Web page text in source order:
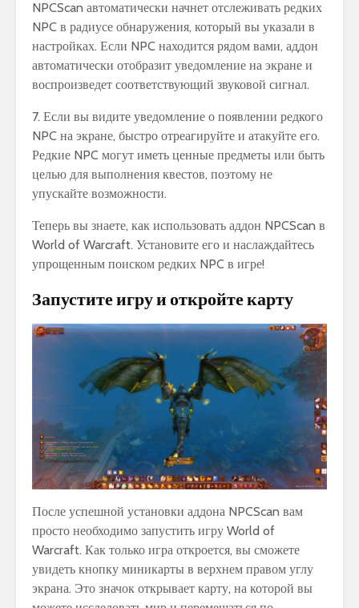
NPCScan автоматически начнет отслеживать редких
NPC в радиусе обнаружения, который вы указали в
настройках. Если NPC находится рядом вами, аддон
автоматически отобразит уведомление на экране и
воспроизведет соответствующий звуковой сигнал.
7. Если вы видите уведомление о появлении редкого
NPC на экране, быстро отреагируйте и атакуйте его.
Редкие NPC могут иметь ценные предметы или быть
целью для выполнения квестов, поэтому не
упускайте возможности.
Теперь вы знаете, как использовать аддон NPCScan в
World of Warcraft. Установите его и наслаждайтесь
упрощенным поиском редких NPC в игре!
Запустите игру и откройте карту
После успешной установки аддона NPCScan вам
просто необходимо запустить игру World of
Warcraft. Как только игра откроется, вы сможете
увидеть кнопку миникарты в верхнем правом углу
экрана. Это значок открывает карту, на которой вы